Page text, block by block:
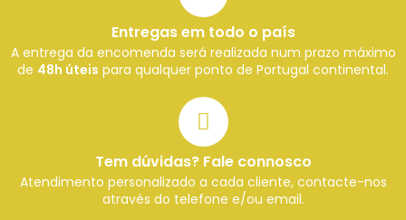
Entregas em todo o país
A entrega da encomenda será realizada num prazo máximo
de 48h úteis para qualquer ponto de Portugal continental.
Tem dúvidas? Fale connosco
Atendimento personalizado a cada cliente, contacte-nos
através do telefone e/ou email.